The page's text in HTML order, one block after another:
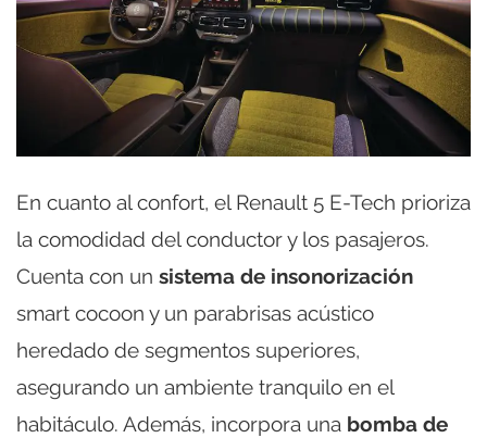
En cuanto al confort, el Renault 5 E-Tech prioriza
la comodidad del conductor y los pasajeros.
Cuenta con un sistema de insonorización
smart cocoon y un parabrisas acústico
heredado de segmentos superiores,
asegurando un ambiente tranquilo en el
habitáculo. Además, incorpora una bomba de